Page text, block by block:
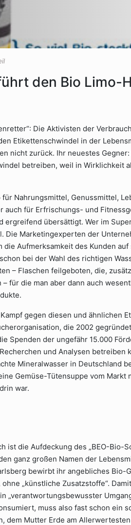
den Bio Limo-
Die Aktivisten der
Etikettenschwindel in der
nicht zurück. Ihr neuestes
betreiben, weil in Wirklichkeit
Nahrungsmittel, Genussmittel,
auch für Erfrischungs- und
ergreifend übersättigt. Wer im
Die Marketingexperten der
die Aufmerksamkeit des Kunden
bei der Wahl des richtigen
– Flaschen feilgeboten, die,
für die man aber dann auch
gegen diesen und ähnlichen
die 2002
Spenden der ungefähr 15.000
und Analysen betreiben
Mineralwasser in Deutschland
Gemüse-Tütensuppe vom Markt
war.
ist die Aufdeckung des „BEO-Bio-
ganz großen Namen der
bewirbt ihr angebliches Bio-
„künstliche Zusatzstoffe“.
„verantwortungsbewusster
muss also fast schon ein
dem Mutter Erde am